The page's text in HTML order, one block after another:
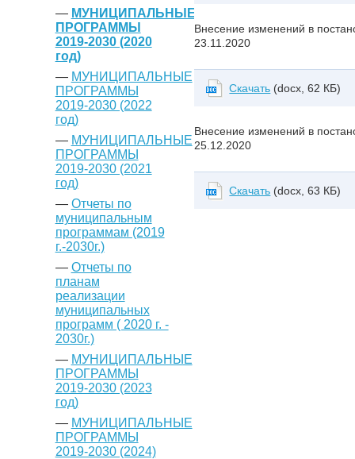
— МУНИЦИПАЛЬНЫЕ
ПРОГРАММЫ
2019-2030 (2020
год)
— МУНИЦИПАЛЬНЫЕ
ПРОГРАММЫ
2019-2030 (2022
год)
— МУНИЦИПАЛЬНЫЕ
ПРОГРАММЫ
2019-2030 (2021
год)
— Отчеты по
муниципальным
программам (2019
г.-2030г.)
— Отчеты по
планам
реализации
муниципальных
программ ( 2020 г. -
2030г.)
— МУНИЦИПАЛЬНЫЕ
ПРОГРАММЫ
2019-2030 (2023
год)
— МУНИЦИПАЛЬНЫЕ
ПРОГРАММЫ
2019-2030 (2024)
Внесение изменений в
23.11.2020
Скачать (docx, 62 КБ)
Внесение изменений в
25.12.2020
Скачать (docx, 63 КБ)